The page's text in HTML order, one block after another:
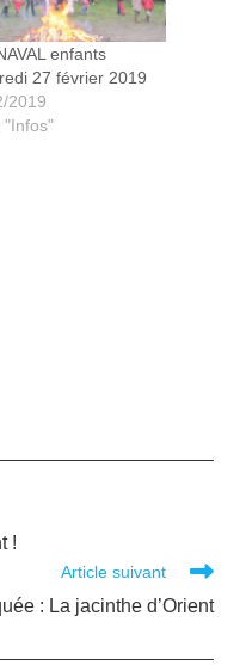
enfants
27 février 2019
2019
"Infos"
!
Article suivant
: La jacinthe d’Orient